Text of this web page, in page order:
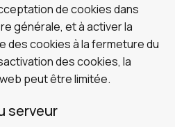
de cookies dans
générale, et à activer la
des cookies à la fermeture du
des cookies, la
peut être limitée.
serveur